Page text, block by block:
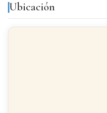
Ubicación